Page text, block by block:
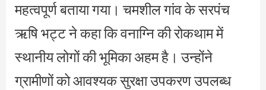
महत्वपूर्ण बताया गया। चमशील गांव के सरपंच
ऋषि भट्ट ने कहा कि वनाग्नि की रोकथाम में
स्थानीय लोगों की भूमिका अहम है। उन्होंने
ग्रामीणों को आवश्यक सुरक्षा उपकरण उपलब्ध